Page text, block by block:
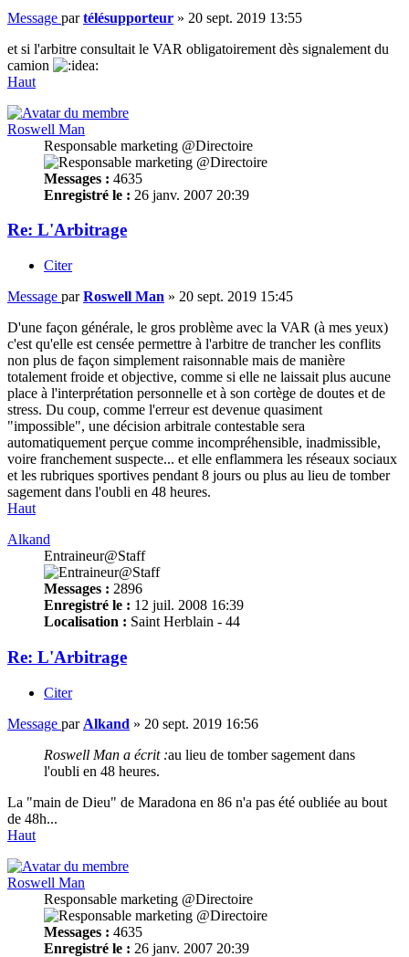
Message partélésupporteur » 20 sept. 2019 13:55
et si l'arbitre consultait le VAR obligatoirement dès signalement du
camion
Haut
Roswell Man
Responsable marketing @Directoire
Messages : 4635
Enregistré le : 26 janv. 2007 20:39
Re: L'Arbitrage
Citer
Message parRoswell Man » 20 sept. 2019 15:45
D'une façon générale, le gros problème avec la VAR (à mes yeux)
c'est qu'elle est censée permettre à l'arbitre de trancher les conflits
non plus de façon simplement raisonnable mais de manière
totalement froide et objective, comme si elle ne laissait plus aucune
place à l'interprétation personnelle et à son cortège de doutes et de
stress. Du coup, comme l'erreur est devenue quasiment
"impossible", une décision arbitrale contestable sera
automatiquement perçue comme incompréhensible, inadmissible,
voire franchement suspecte... et elle enflammera les réseaux sociaux
et les rubriques sportives pendant 8 jours ou plus au lieu de tomber
sagement dans l'oubli en 48 heures.
Haut
Alkand
Entraineur@Staff
Messages : 2896
Enregistré le : 12 juil. 2008 16:39
Localisation : Saint Herblain - 44
Re: L'Arbitrage
Citer
Message par Alkand » 20 sept. 2019 16:56
Roswell Man a écrit :au lieu de tomber sagement dans
l'oubli en 48 heures.
La "main de Dieu" de Maradona en 86 n'a pas été oubliée au bout
de 48h...
Haut
Roswell Man
Responsable marketing @Directoire
Messages : 4635
Enregistré le : 26 janv. 2007 20:39